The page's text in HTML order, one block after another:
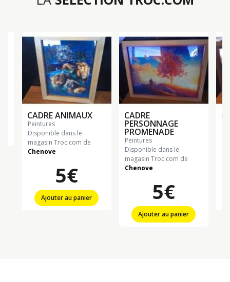
CADRE ANIMAUX
peintures
Disponible dans le
magasin Troc.com de
Chenove
5€
Ajouter au panier
CADRE
PERSONNAGE
PROMENADE
peintures
Disponible dans le
magasin Troc.com de
Chenove
5€
Ajouter au panier